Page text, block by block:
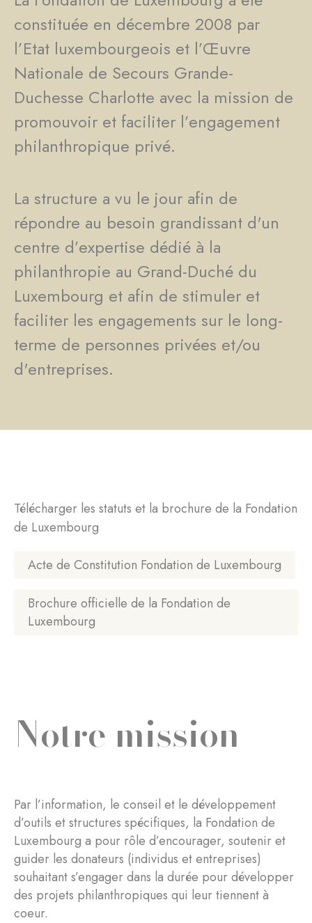
constituée en décembre 2008 par
l’Etat luxembourgeois et l’Œuvre
Nationale de Secours Grande-
Duchesse Charlotte avec la mission de
promouvoir et faciliter l’engagement
philanthropique privé.
La structure a vu le jour afin de
répondre au besoin grandissant d'un
centre d’expertise dédié à la
philanthropie au Grand-Duché du
Luxembourg et afin de stimuler et
faciliter les engagements sur le long-
terme de personnes privées et/ou
d'entreprises.
Télécharger les statuts et la brochure de la Fondation
de Luxembourg
Acte de Constitution Fondation de Luxembourg
Brochure officielle de la Fondation de
Luxembourg
Notre mission
Par l’information, le conseil et le développement
d’outils et structures spécifiques, la Fondation de
Luxembourg a pour rôle d’encourager, soutenir et
guider les donateurs (individus et entreprises)
souhaitant s’engager dans la durée pour développer
des projets philanthropiques qui leur tiennent à
coeur.